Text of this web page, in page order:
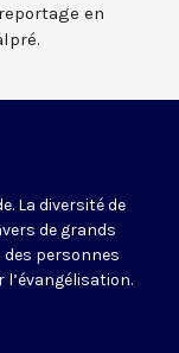
en
La diversité de
de grands
personnes
l’évangélisation.